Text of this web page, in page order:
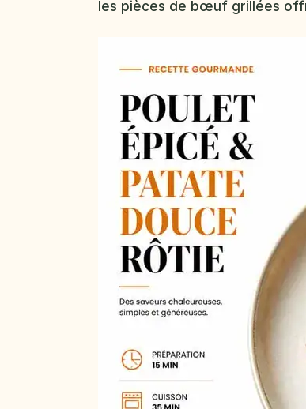
les pièces de bœuf grillées